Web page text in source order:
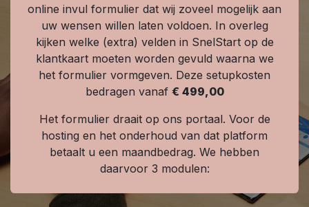
online invul formulier dat wij zoveel mogelijk aan
uw wensen willen laten voldoen. In overleg
kijken welke (extra) velden in SnelStart op de
klantkaart moeten worden gevuld waarna we
het formulier vormgeven. Deze setupkosten
bedragen vanaf € 499,00
Het formulier draait op ons portaal. Voor de
hosting en het onderhoud van dat platform
betaalt u een maandbedrag. We hebben
daarvoor 3 modulen: